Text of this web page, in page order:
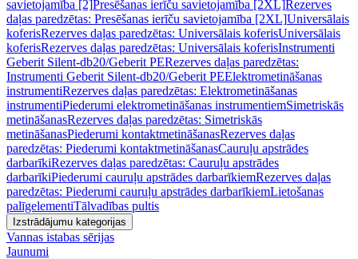
savietojamība [2]Presēšanas ierīču savietojamība [2XL]Rezerves
daļas paredzētas: Presēšanas ierīču savietojamība [2XL]Universālais
koferisRezerves daļas paredzētas: Universālais koferisUniversālais
koferisRezerves daļas paredzētas: Universālais koferisInstrumenti
Geberit Silent-db20/Geberit PERezerves daļas paredzētas:
Instrumenti Geberit Silent-db20/Geberit PEElektrometināšanas
instrumentiRezerves daļas paredzētas: Elektrometināšanas
instrumentiPiederumi elektrometināšanas instrumentiemSimetriskās
metināšanasRezerves daļas paredzētas: Simetriskās
metināšanasPiederumi kontaktmetināšanasRezerves daļas
paredzētas: Piederumi kontaktmetināšanasCauruļu apstrādes
darbarīkiRezerves daļas paredzētas: Cauruļu apstrādes
darbarīkiPiederumi cauruļu apstrādes darbarīkiemRezerves daļas
paredzētas: Piederumi cauruļu apstrādes darbarīkiemLietošanas
palīgelementiTālvadības pultis
Izstrādājumu kategorijas
Vannas istabas sērijas
Jaunumi